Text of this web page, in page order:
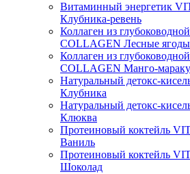
Витаминный энергетик
Клубника-ревень
Коллаген из
COLLAGEN Лесные ягоды
Коллаген из
COLLAGEN Манго-
Натуральный детокс-
Клубника
Натуральный детокс-
Клюква
Протеиновый коктейль
Ваниль
Протеиновый коктейль
Шоколад